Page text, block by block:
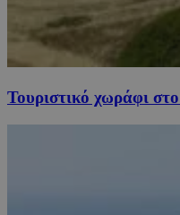
Τουριστικό χωράφι